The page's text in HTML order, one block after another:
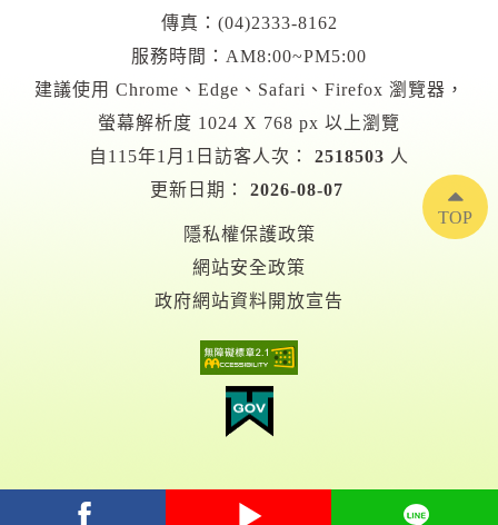
傳真：(04)2333-8162
服務時間：AM8:00~PM5:00
建議使用 Chrome、Edge、Safari、Firefox 瀏覽器，
螢幕解析度 1024 X 768 px 以上瀏覽
自115年1月1日訪客人次：
2518503 人
更新日期：
2026-08-07
隱私權保護政策
網站安全政策
政府網站資料開放宣告
TOP